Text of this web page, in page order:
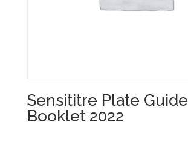
Sensititre Plate Guide
Booklet 2022